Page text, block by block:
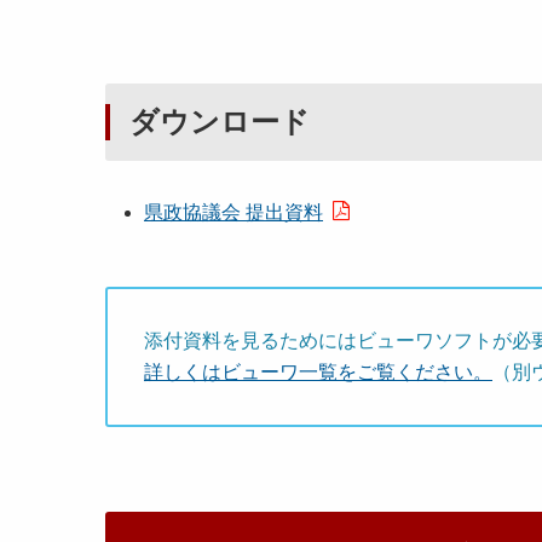
ダウンロード
県政協議会 提出資料
添付資料を見るためにはビューワソフトが必
詳しくはビューワ一覧をご覧ください。
（